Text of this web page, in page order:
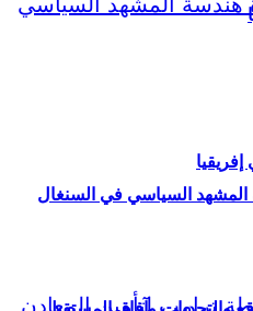
السياسي في السنغال